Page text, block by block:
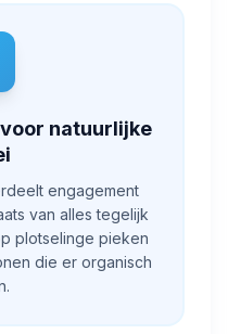
natuurlijke
engagement
van alles tegelijk
plotselinge pieken
die er organisch